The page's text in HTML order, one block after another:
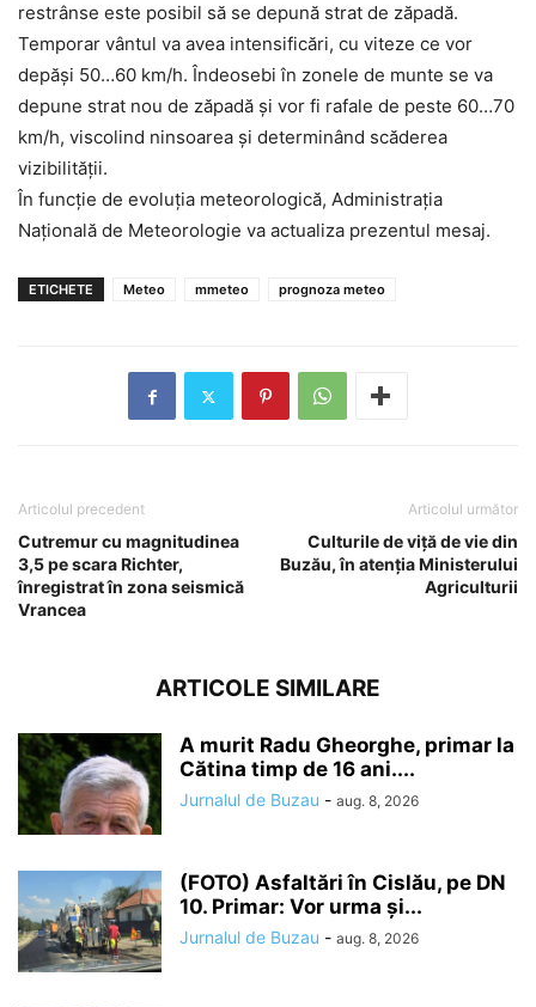
restrânse este posibil să se depună strat de zăpadă.
Temporar vântul va avea intensificări, cu viteze ce vor
depăşi 50…60 km/h. Îndeosebi în zonele de munte se va
depune strat nou de zăpadă şi vor fi rafale de peste 60…70
km/h, viscolind ninsoarea şi determinând scăderea
vizibilităţii.
În funcţie de evoluţia meteorologică, Administraţia
Naţională de Meteorologie va actualiza prezentul mesaj.
ETICHETE Meteo mmeteo prognoza meteo
Articolul precedent
Cutremur cu magnitudinea
3,5 pe scara Richter,
înregistrat în zona seismică
Vrancea
Articolul următor
Culturile de viţă de vie din
Buzău, în atenţia Ministerului
Agriculturii
ARTICOLE SIMILARE
A murit Radu Gheorghe, primar la
Cătina timp de 16 ani....
Jurnalul de Buzau - aug. 8, 2026
(FOTO) Asfaltări în Cislău, pe DN
10. Primar: Vor urma și...
Jurnalul de Buzau - aug. 8, 2026